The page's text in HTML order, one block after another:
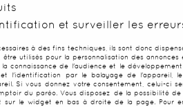
noir et blanc
Robe
et surveiller les
à des fins techniques, ils sont donc
être utilisés pour la personnalisation des
connaissance de l'audience et le
et l'identification par le balayage de l'appareil,
Si vous donnez votre consentement, celui-ci
du paréo. Vous disposez de la possibilité
sur le widget en bas à droite de la page. Pour